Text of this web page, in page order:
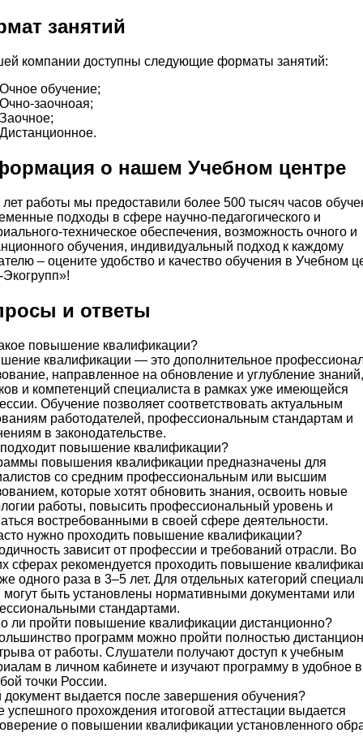
занятий
компании доступны следующие форматы занятий:
обучение;
заочноая;
о нашем Учебном центре
работы мы предоставили более 500 тысяч часов
подходы в сфере научно-педагогического и
техническое обеспечения, возможность очного и
обучения, индивидуальный подход к каждому
– оцените удобство и качество обучения в Учебном
и ответы
повышение квалификации?
квалификации — это дополнительное
направленное на обновление и углубление знаний,
и компетенций специалиста в рамках уже имеющейся
Обучение позволяет соответствовать актуальным
работодателей, профессиональным стандартам и
в законодательстве.
повышение квалификации?
повышения квалификации предназначены для
со средним профессиональным или высшим
которые хотят обновить знания, освоить новые
работы, повысить профессиональный уровень и
востребованными в своей сфере деятельности.
нужно проходить повышение квалификации?
зависит от профессии и требований отрасли. Во
сферах рекомендуется проходить повышение
одного раза в 3–5 лет. Для отдельных категорий
могут быть установлены нормативными документами или
стандартами.
ли пройти повышение квалификации дистанционно?
программ можно пройти полностью
от работы. Слушатели получают доступ к учебным
в личном кабинете и изучают программу в удобное
точки России.
документ выдается после завершения обучения?
успешного прохождения итоговой аттестации выдается
о повышении квалификации установленного